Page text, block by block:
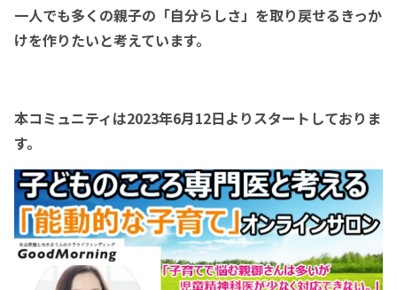
一人でも多くの親子の「自分らしさ」を取り戻せるきっか
けを作りたいと考えています。
本コミュニティは2023年6月12日よりスタートしておりま
す。